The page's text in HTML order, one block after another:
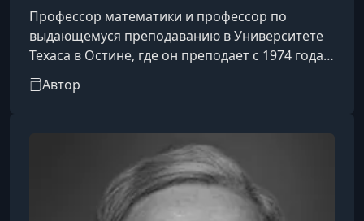
Профессор математики и профессор по
выдающемуся преподаванию в Университете
Техаса в Остине, где он преподает с 1974 года.
Он получил степень бакалавра в Помона-
колледже в 1970 году и докторскую степень по
Мэдисон в 1974 году. Учебник профессора
Старберда «Сердце математики: приглашение
к эффективному мышлению», написанный
совместно с Эдвардом Б. Бургером, получил
премию Роберта В. Гамильтона в 2001 году.
Автор